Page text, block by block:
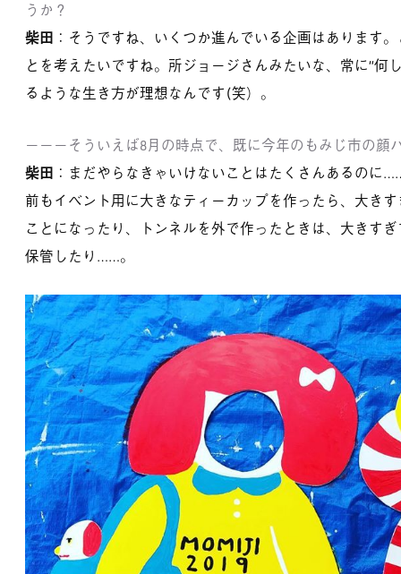
うか？
柴田 ：そうですね、いくつか進んでいる企画はあります
とを考えたいですね。所ジョージさんみたいな、常に“何
るような生き方が理想なんです(笑）。
－－－そういえば8月の時点で、既に今年のもみじ市の顔
柴田 ：まだやらなきゃいけないことはたくさんあるのに
前もイベント用に大きなティーカップを作ったら、大き
ことになったり、トンネルを外で作ったときは、大きす
保管したり……。